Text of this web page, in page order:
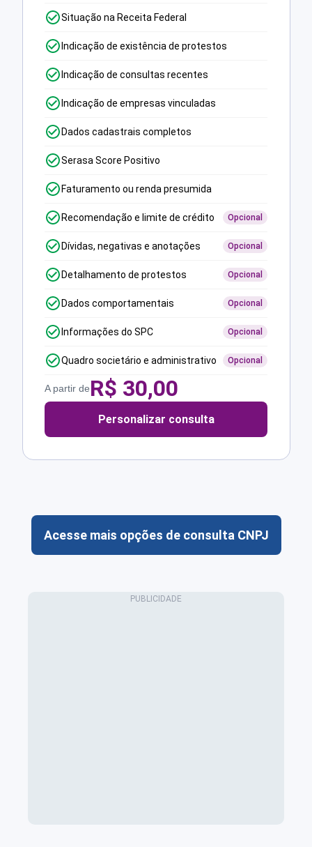
Situação na Receita Federal
Indicação de existência de protestos
Indicação de consultas recentes
Indicação de empresas vinculadas
Dados cadastrais completos
Serasa Score Positivo
Faturamento ou renda presumida
Recomendação e limite de crédito Opcional
Dívidas, negativas e anotações Opcional
Detalhamento de protestos Opcional
Dados comportamentais Opcional
Informações do SPC Opcional
Quadro societário e administrativo Opcional
A partir deR$ 30,00
Personalizar consulta
Acesse mais opções de consulta CNPJ